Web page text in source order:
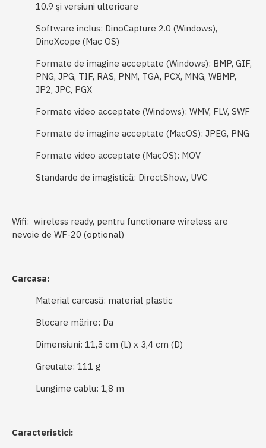
10.9 și versiuni ulterioare
Software inclus: DinoCapture 2.0 (Windows),
DinoXcope (Mac OS)
Formate de imagine acceptate (Windows): BMP, GIF,
PNG, JPG, TIF, RAS, PNM, TGA, PCX, MNG, WBMP,
JP2, JPC, PGX
Formate video acceptate (Windows): WMV, FLV, SWF
Formate de imagine acceptate (MacOS): JPEG, PNG
Formate video acceptate (MacOS): MOV
Standarde de imagistică: DirectShow, UVC
Wifi: wireless ready, pentru functionare wireless are
nevoie de WF-20 (optional)
Carcasa:
Material carcasă: material plastic
Blocare mărire: Da
Dimensiuni: 11,5 cm (L) x 3,4 cm (D)
Greutate: 111 g
Lungime cablu: 1,8 m
Caracteristici: